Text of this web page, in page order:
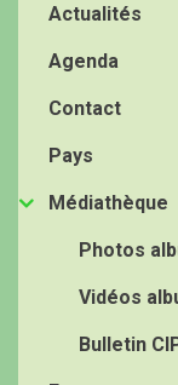
Actualités
Agenda
Contact
Pays
Médiathèque
Photos
Vidéos
Bulletin